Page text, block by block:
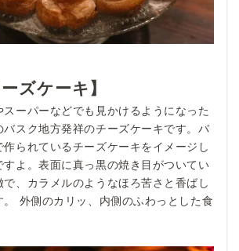
ズケーキ】
ーパーなどでも見かけるようになった
バスク地方発祥のチーズケーキです。バ
作られているチーズケーキをイメージし
すよ。表面に真っ黒の焼き目がついてい
で、カラメルのようなほろ苦さと香ばし
。 外側のカリッ、内側のふわっとした食